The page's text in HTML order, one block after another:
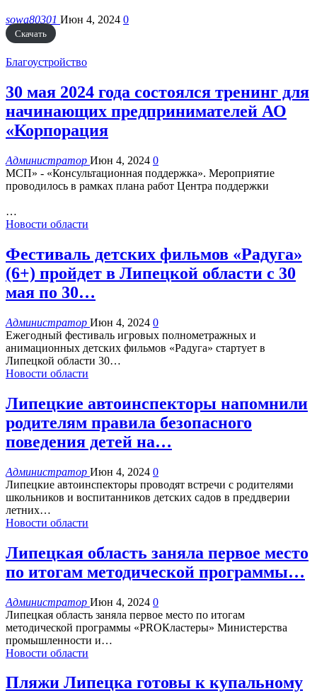
sowa80301 Июн 4, 2024 0
Скачать
Благоустройство
30 мая 2024 года состоялся тренинг для
начинающих предпринимателей АО
«Корпорация
Администратор Июн 4, 2024 0
МСП» - «Консультационная поддержка». Мероприятие
проводилось в рамках плана работ Центра поддержки
…
Новости области
Фестиваль детских фильмов «Радуга»
(6+) пройдет в Липецкой области с 30
мая по 30…
Администратор Июн 4, 2024 0
Ежегодный фестиваль игровых полнометражных и
анимационных детских фильмов «Радуга» стартует в
Липецкой области 30…
Новости области
Липецкие автоинспекторы напомнили
родителям правила безопасного
поведения детей на…
Администратор Июн 4, 2024 0
Липецкие автоинспекторы проводят встречи с родителями
школьников и воспитанников детских садов в преддверии
летних…
Новости области
Липецкая область заняла первое место
по итогам методической программы…
Администратор Июн 4, 2024 0
Липецкая область заняла первое место по итогам
методической программы «PROКластеры» Министерства
промышленности и…
Новости области
Пляжи Липецка готовы к купальному